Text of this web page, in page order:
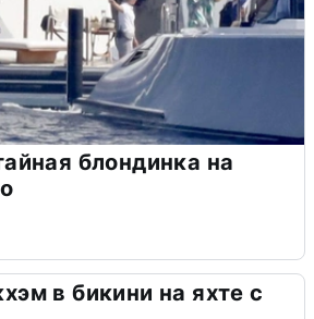
блондинка на
в бикини на яхте с